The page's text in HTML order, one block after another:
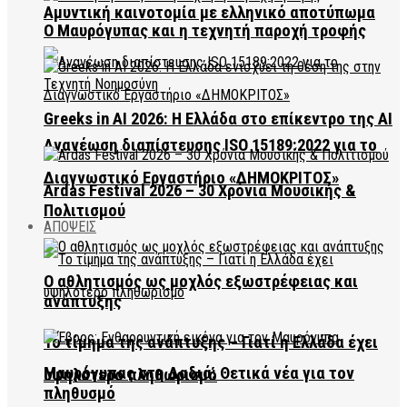
Αμυντική καινοτομία με ελληνικό αποτύπωμα
Ανανέωση διαπίστευσης ISO 15189:2022 για το
Διαγνωστικό Εργαστήριο «ΔΗΜΟΚΡΙΤΟΣ»
ΑΠΟΨΕΙΣ
Το τίμημα της ανάπτυξης – Γιατί η Ελλάδα έχει
υψηλότερο πληθωρισμό
Ο Μαυρόγυπας και η τεχνητή παροχή τροφής
Greeks in AI 2026: Η Ελλάδα στο επίκεντρο της AI
Ardas Festival 2026 – 30 Χρόνια Μουσικής &
Πολιτισμού
Ο αθλητισμός ως μοχλός εξωστρέφειας και
ανάπτυξης
Μαυρόγυπας στη Δαδιά: Θετικά νέα για τον
πληθυσμό